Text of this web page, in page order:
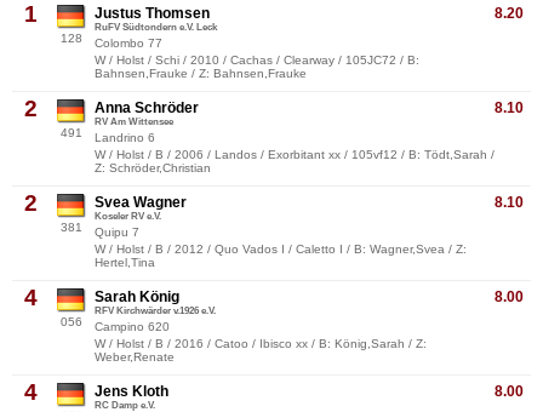
1
128
8.20
Justus Thomsen
RuFV Südtondern e.V. Leck
Colombo 77
W / Holst / Schi / 2010 / Cachas / Clearway / 105JC72 / B:
Bahnsen,Frauke / Z: Bahnsen,Frauke
2
491
8.10
Anna Schröder
RV Am Wittensee
Landrino 6
W / Holst / B / 2006 / Landos / Exorbitant xx / 105vf12 / B: Tödt,Sarah /
Z: Schröder,Christian
2
381
8.10
Svea Wagner
Koseler RV e.V.
Quipu 7
W / Holst / B / 2012 / Quo Vados I / Caletto I / B: Wagner,Svea / Z:
Hertel,Tina
4
056
8.00
Sarah König
RFV Kirchwärder v.1926 e.V.
Campino 620
W / Holst / B / 2016 / Catoo / Ibisco xx / B: König,Sarah / Z:
Weber,Renate
4 8.00
Jens Kloth
RC Damp e.V.